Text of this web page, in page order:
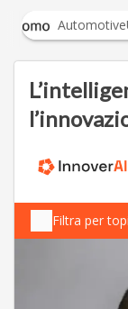
Filtra per